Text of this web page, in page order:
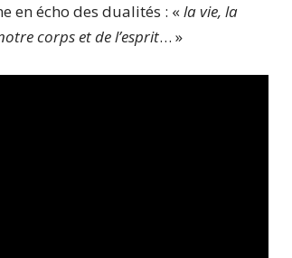
en écho des dualités : «la vie, la
corps et de l’esprit… »